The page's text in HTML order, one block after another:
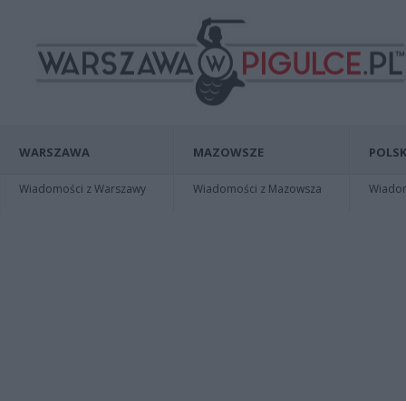
WARSZAWA
Wiadomości z Warszawy
MAZOWSZE
Wiadomości z Mazowsza